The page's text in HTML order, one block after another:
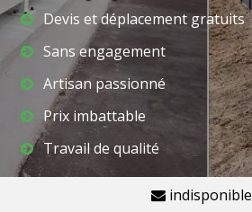
Devis et déplacement gratuits
Sans engagement
Artisan passionné
Prix imbattable
Travail de qualité
indisponible